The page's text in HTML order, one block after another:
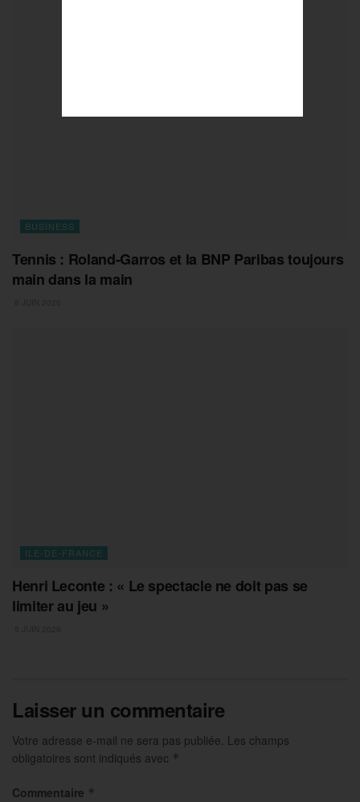
BUSINESS
Tennis : Roland-Garros et la BNP Paribas toujours
main dans la main
ILE-DE-FRANCE
Henri Leconte : « Le spectacle ne doit pas se
limiter au jeu »
Laisser un commentaire
Votre adresse e-mail ne sera pas publiée. Les champs
obligatoires sont indiqués avec *
Commentaire *